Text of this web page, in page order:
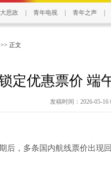
大思政 青年电视 青年之声
正文
定优惠票价 端
发稿时间：2026-05-16
，多条国内航线票价出现回